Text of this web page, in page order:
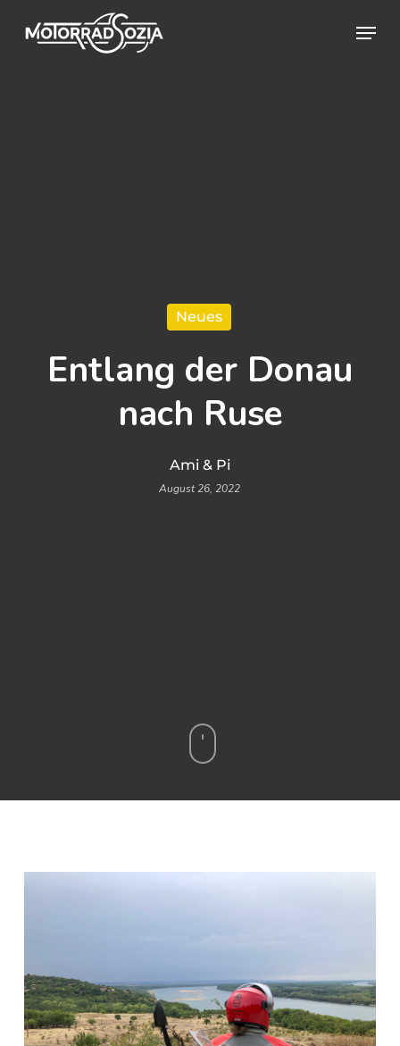
Menu
Neues
Entlang der Donau
nach Ruse
Ami & Pi
August 26, 2022